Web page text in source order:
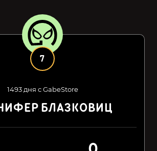
7
1493 дня с GabeStore
БЛАЗКОВИЦ